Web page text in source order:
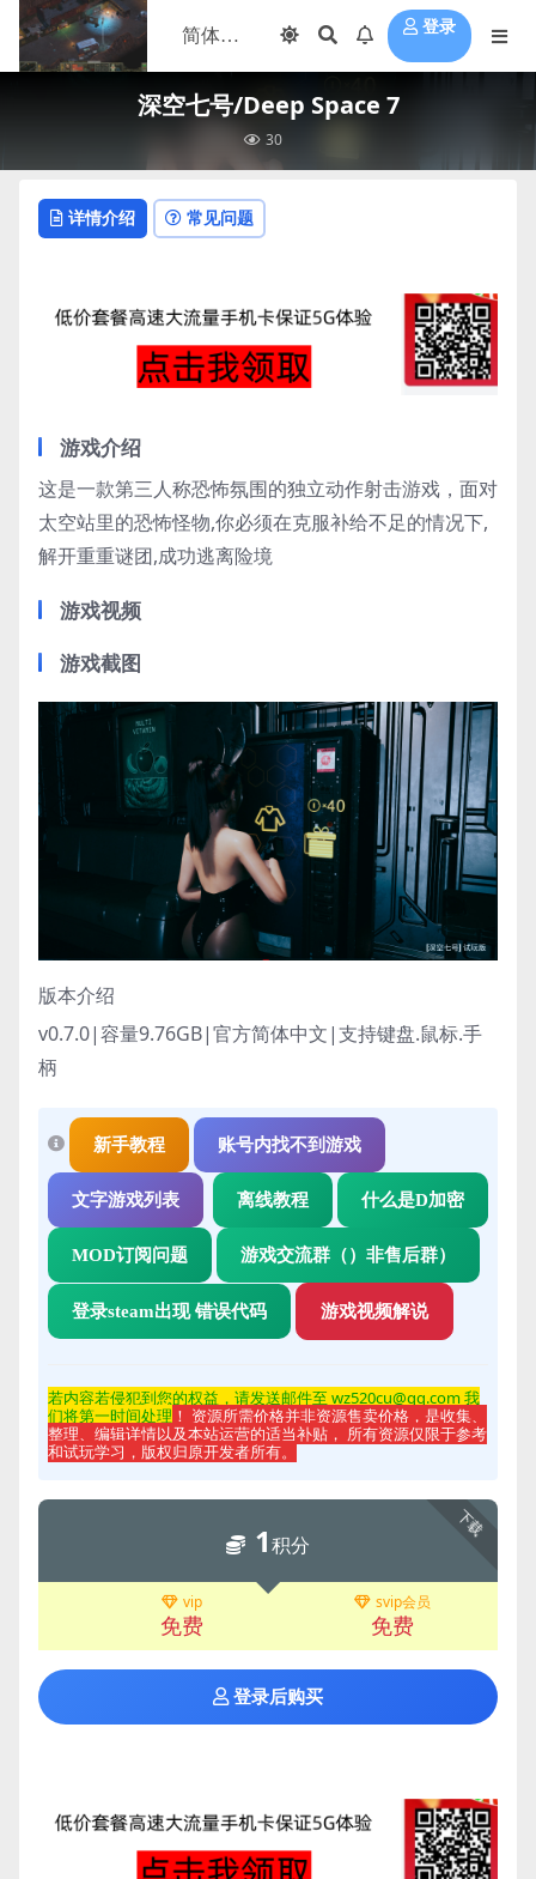
登录
深空七号/Deep Space 7
30
详情介绍 常见问题
游戏介绍
这是一款第三人称恐怖氛围的独立动作射击游戏，面对
太空站里的恐怖怪物,你必须在克服补给不足的情况下,
解开重重谜团,成功逃离险境
游戏视频
游戏截图
版本介绍
v0.7.0|容量9.76GB|官方简体中文|支持键盘.鼠标.手
柄
新手教程 账号内找不到游戏
文字游戏列表 离线教程 什么是D加密
MOD订阅问题 游戏交流群（）非售后群）
登录steam出现 错误代码 游戏视频解说
若内容若侵犯到您的权益，请发送邮件至 wz520cu@qq.com 我
们将第一时间处理 ！ 资源所需价格并非资源售卖价格，是收集、
整理、编辑详情以及本站运营的适当补贴， 所有资源仅限于参考
和试玩学习，版权归原开发者所有。
下载
1积分
vip
免费
svip会员
免费
登录后购买